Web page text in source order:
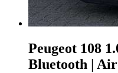
Peugeot 108
Bluetooth |